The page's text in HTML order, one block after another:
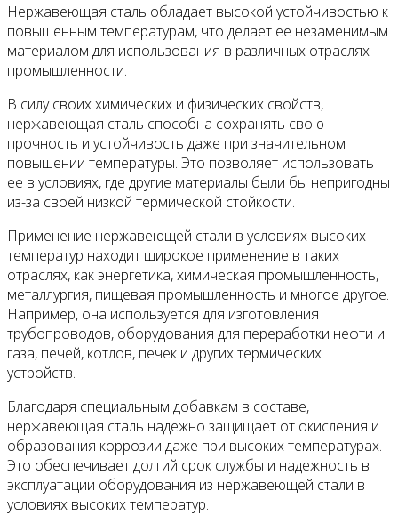
Нержавеющая сталь обладает высокой устойчивостью к
повышенным температурам, что делает ее незаменимым
материалом для использования в различных отраслях
промышленности.
В силу своих химических и физических свойств,
нержавеющая сталь способна сохранять свою
прочность и устойчивость даже при значительном
повышении температуры. Это позволяет использовать
ее в условиях, где другие материалы были бы непригодны
из-за своей низкой термической стойкости.
Применение нержавеющей стали в условиях высоких
температур находит широкое применение в таких
отраслях, как энергетика, химическая промышленность,
металлургия, пищевая промышленность и многое другое.
Например, она используется для изготовления
трубопроводов, оборудования для переработки нефти и
газа, печей, котлов, печек и других термических
устройств.
Благодаря специальным добавкам в составе,
нержавеющая сталь надежно защищает от окисления и
образования коррозии даже при высоких температурах.
Это обеспечивает долгий срок службы и надежность в
эксплуатации оборудования из нержавеющей стали в
условиях высоких температур.